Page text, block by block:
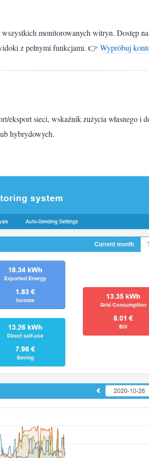
monitorowanych witryn. Dostęp
z pełnymi funkcjami. 👉 Wypróbuj
eksport sieci, wskaźnik zużycia własnego i
hybrydowych.